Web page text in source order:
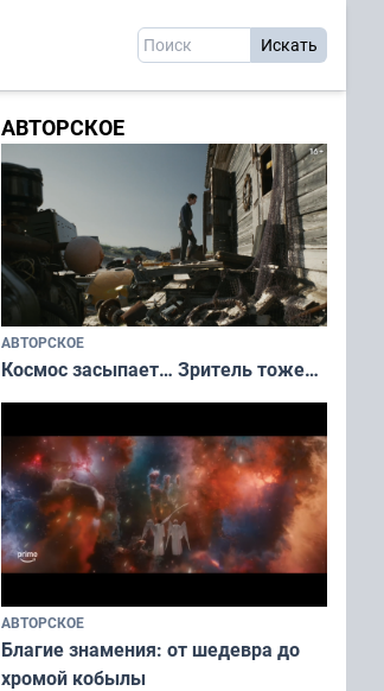
АВТОРСКОЕ
АВТОРСКОЕ
Космос засыпает… Зритель тоже…
АВТОРСКОЕ
Благие знамения: от шедевра до
хромой кобылы